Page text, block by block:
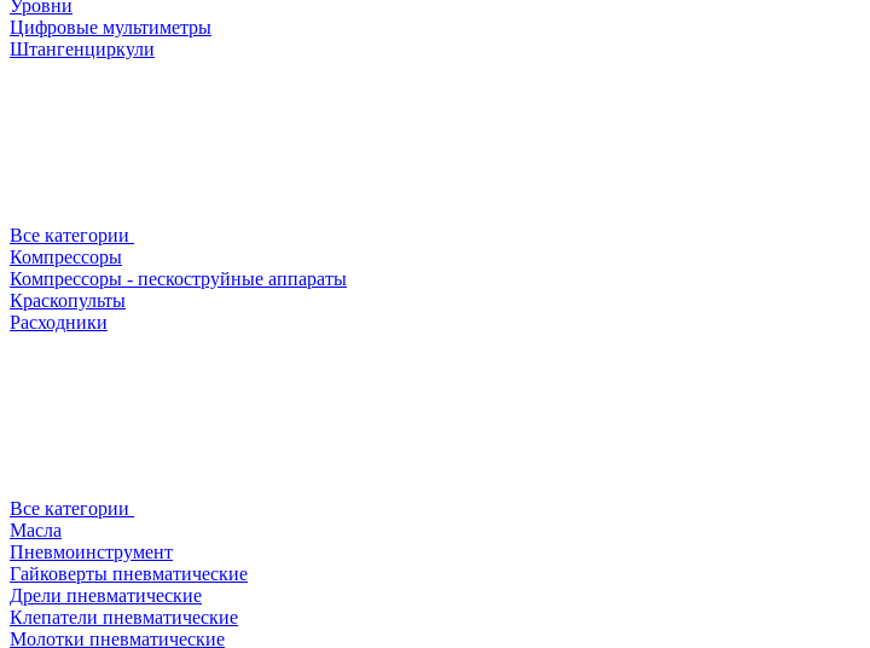
Уровни
Цифровые мультиметры
Штангенциркули
Все категории
Компрессоры
Компрессоры - пескоструйные аппараты
Краскопульты
Расходники
Все категории
Масла
Пневмоинструмент
Гайковерты пневматические
Дрели пневматические
Клепатели пневматические
Молотки пневматические